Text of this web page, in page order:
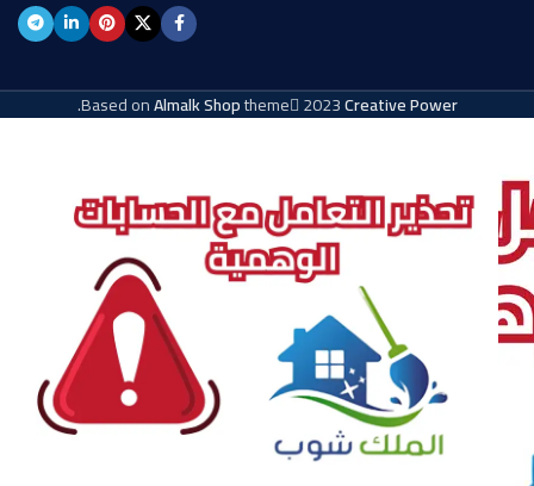
Based onAlmalk Shoptheme 2023Creative Power
.